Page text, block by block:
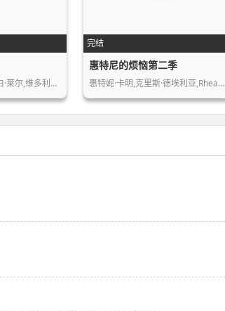
佩恩·巴杰利,伊丽莎白·莱尔,维多利亚…
完结
惠特尼的烦恼第二季
惠特妮·卡明,克里斯·德埃利亚,Rhea…